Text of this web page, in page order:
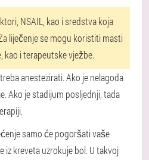
NSAIL, kao i sredstva koja
liječenje se mogu koristiti masti
kao i terapeutske vježbe.
anestezirati. Ako je nelagoda
Ako je stadijum posljednji, tada
samo će pogoršati vaše
iz kreveta uzrokuje bol. U takvoj